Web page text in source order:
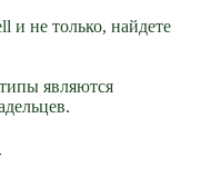
и не только, найдете
являются